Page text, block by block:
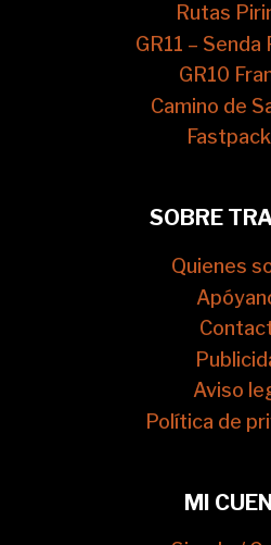
Rutas
GR11 – Senda
GR10
Camino de
SOBRE
Quienes
Aviso
Política de
MI